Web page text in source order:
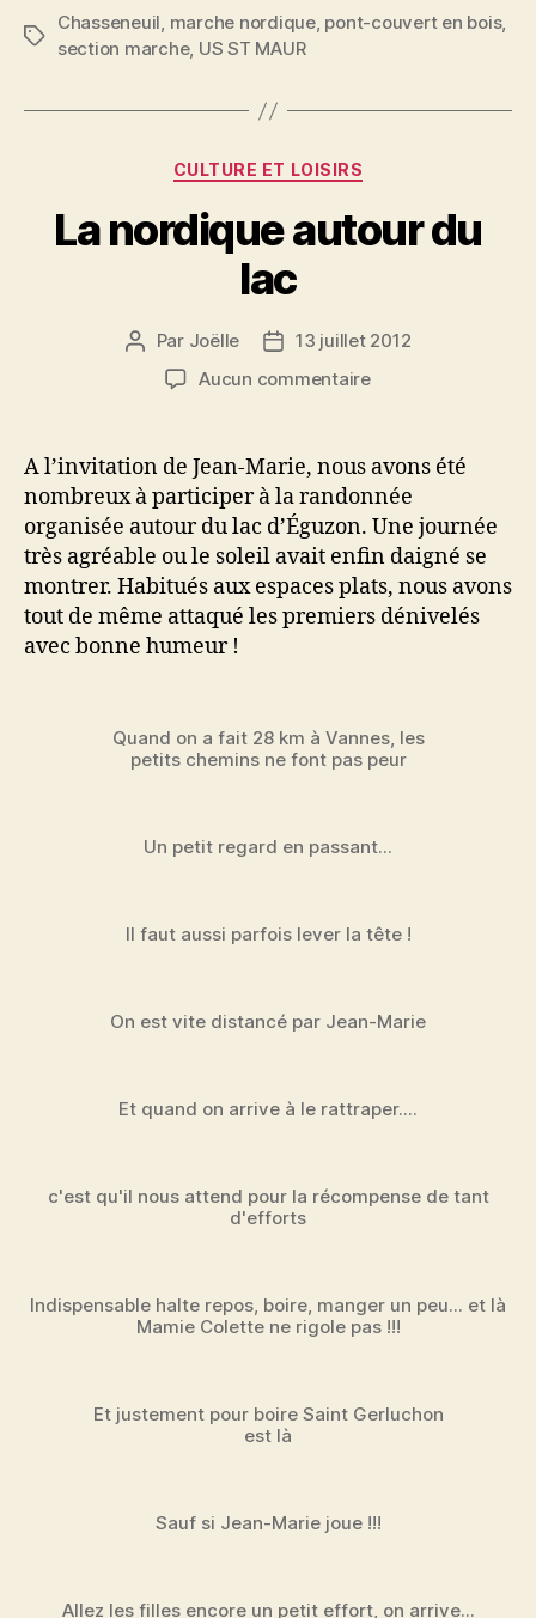
Étiquettes
Chasseneuil, marche nordique, pont-couvert en bois,
section marche, US ST MAUR
Catégories
CULTURE ET LOISIRS
La nordique autour du
lac
Auteur
l’article
Par Joëlle
Date13 juillet 2012
Aucun commentairesur
lac
A l’invitation de Jean-Marie, nous avons été
nombreux à participer à la randonnée
organisée autour du lac d’Éguzon. Une journée
très agréable ou le soleil avait enfin daigné se
montrer. Habitués aux espaces plats, nous avons
tout de même attaqué les premiers dénivelés
avec bonne humeur !
Quand on a fait 28 km à Vannes, les
petits chemins ne font pas peur
Un petit regard en passant...
Il faut aussi parfois lever la tête !
On est vite distancé par Jean-Marie
Et quand on arrive à le rattraper....
c'est qu'il nous attend pour la récompense de tant
d'efforts
Indispensable halte repos, boire, manger un peu... et là
Mamie Colette ne rigole pas !!!
Et justement pour boire Saint Gerluchon
est là
Sauf si Jean-Marie joue !!!
Allez les filles encore un petit effort, on arrive...